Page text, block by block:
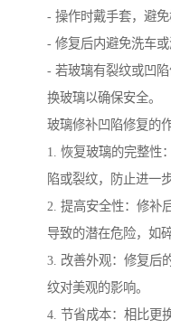
- 操作时戴手套，避免
- 修复后内避免洗车或
- 若玻璃有裂纹或凹
换玻璃以确保安全。
玻璃修补凹陷修复的
1. 恢复玻璃的完整性
陷或裂纹，防止进一
2. 提高安全性：修补
导致的潜在危险，如
3. 改善外观：修复后
纹对美观的影响。
4. 节省成本：相比更